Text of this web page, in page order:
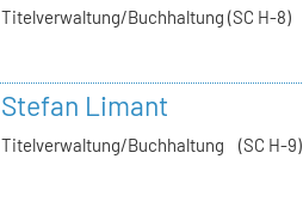
Titelverwaltung/Buchhaltung (SC H-8)
Stefan Limant
Titelverwaltung/Buchhaltung (SC H-9)